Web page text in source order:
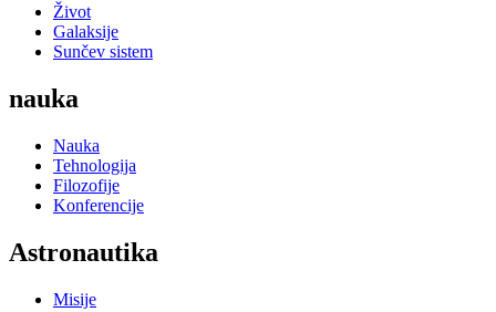
Život
Galaksije
Sunčev sistem
nauka
Nauka
Tehnologija
Filozofije
Konferencije
Astronautika
Misije